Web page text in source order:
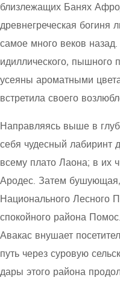
близлежащих Банях
древнегреческая богиня
самое много веков
идиллического, пышного
усеяны ароматными
встретила своего
Направляясь выше в
себя чудесный лабиринт
всему плато Лаона; в их
Ародес. Затем бушующая,
Национального Лесного
спокойного района
Авакас внушает
путь через суровую
дары этого района